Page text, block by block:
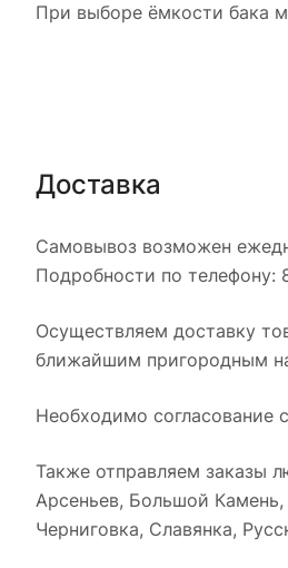
При выборе ёмкости бака
Доставка
Самовывоз возможен
Подробности по телефону:
Осуществляем доставку
ближайшим пригородным
Необходимо согласование
Также отправляем заказы
Арсеньев, Большой Камень,
Черниговка, Славянка,